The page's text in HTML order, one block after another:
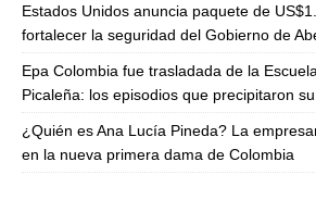
Estados Unidos anuncia paquete de
fortalecer la seguridad del Gobierno de
Epa Colombia fue trasladada de la
Picaleña: los episodios que precipitaron
¿Quién es Ana Lucía Pineda? La
en la nueva primera dama de Colombia